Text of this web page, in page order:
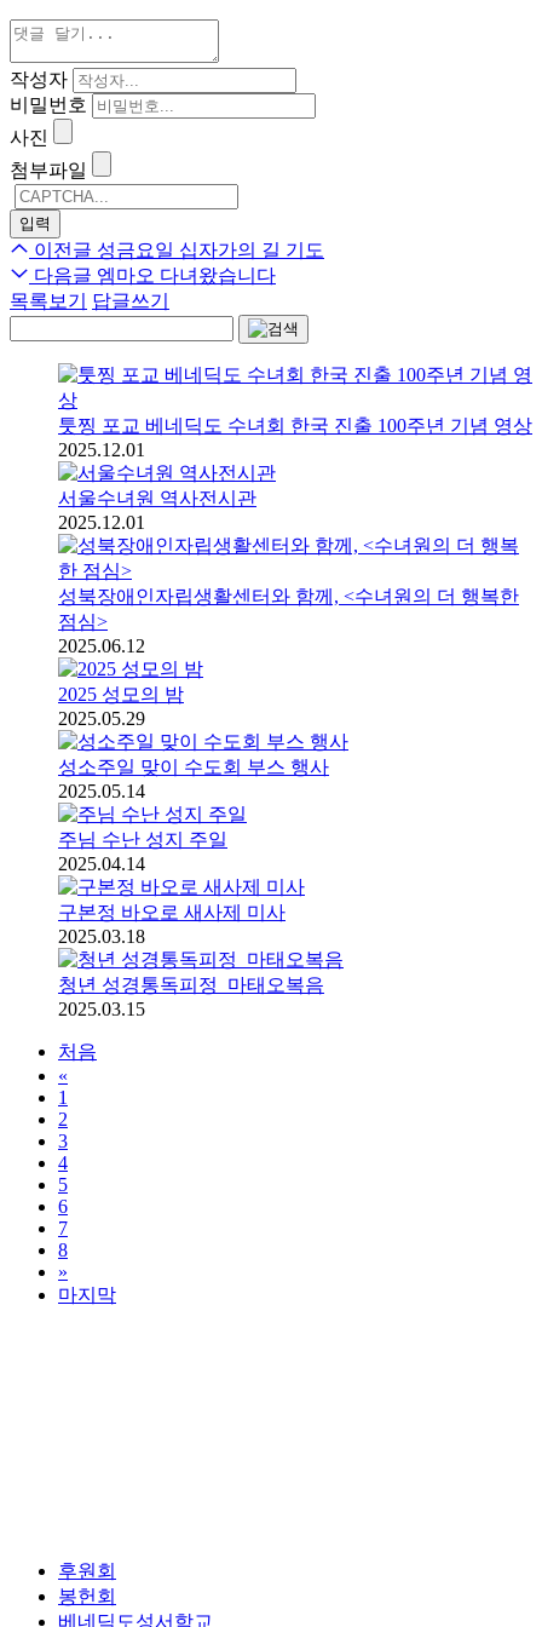
작성자
비밀번호
사진
첨부파일
이전글 성금요일 십자가의 길 기도
다음글 엠마오 다녀왔습니다
목록보기
답글쓰기
툿찡 포교 베네딕도 수녀회 한국 진출 100주년 기념 영상
2025.12.01
서울수녀원 역사전시관
2025.12.01
성북장애인자립생활센터와 함께, <수녀원의 더 행복한
점심>
2025.06.12
2025 성모의 밤
2025.05.29
성소주일 맞이 수도회 부스 행사
2025.05.14
주님 수난 성지 주일
2025.04.14
구본정 바오로 새사제 미사
2025.03.18
청년 성경통독피정_마태오복음
2025.03.15
처음
«
1
2
3
4
5
6
7
8
»
마지막
후원회
봉헌회
베네딕도성서학교